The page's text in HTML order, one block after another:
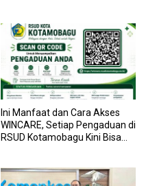
Ini Manfaat dan Cara Akses
WINCARE, Setiap Pengaduan di
RSUD Kotamobagu Kini Bisa